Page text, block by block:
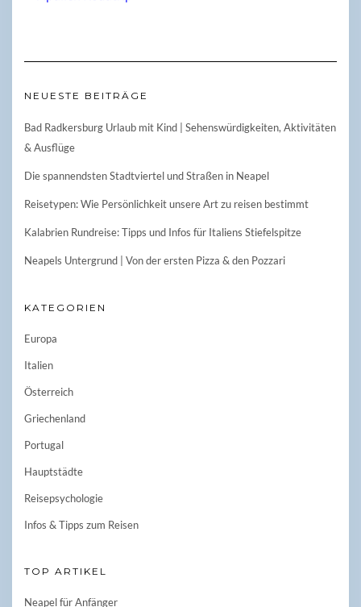
NEUESTE BEITRÄGE
Bad Radkersburg Urlaub mit Kind | Sehenswürdigkeiten, Aktivitäten
& Ausflüge
Die spannendsten Stadtviertel und Straßen in Neapel
Reisetypen: Wie Persönlichkeit unsere Art zu reisen bestimmt
Kalabrien Rundreise: Tipps und Infos für Italiens Stiefelspitze
Neapels Untergrund | Von der ersten Pizza & den Pozzari
KATEGORIEN
Europa
Italien
Österreich
Griechenland
Portugal
Hauptstädte
Reisepsychologie
Infos & Tipps zum Reisen
TOP ARTIKEL
Neapel für Anfänger